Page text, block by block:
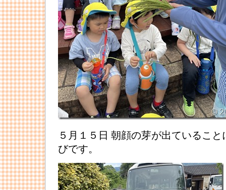
５月１５日 朝顔の芽が出ているこ
びです。